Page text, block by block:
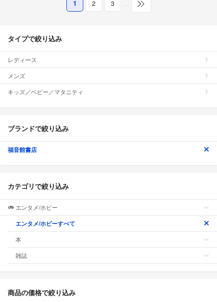
1 2 3 …
タイプで絞り込み
レディース
メンズ
キッズ／ベビー／マタニティ
ブランドで絞り込み
福音館書店
カテゴリで絞り込み
エンタメ/ホビー
エンタメ/ホビーすべて
本
雑誌
商品の価格で絞り込み